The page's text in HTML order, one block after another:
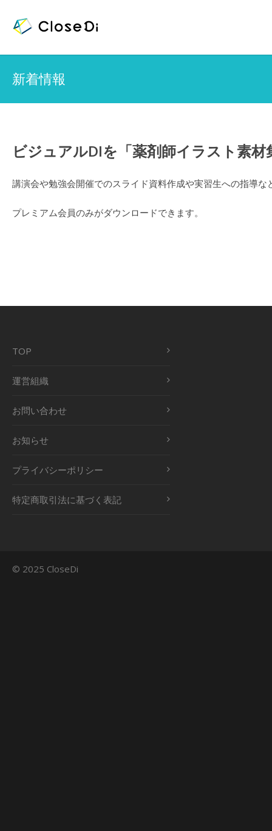
新着情報
ビジュアルDIを「薬剤師イラスト素
講演会や勉強会開催でのスライド資料作成や実習生への指導
プレミアム会員のみがダウンロードできます。
TOP
運営組織
お問い合わせ
お知らせ
プライバシーポリシー
特定商取引法に基づく表記
© 2025 CloseDi